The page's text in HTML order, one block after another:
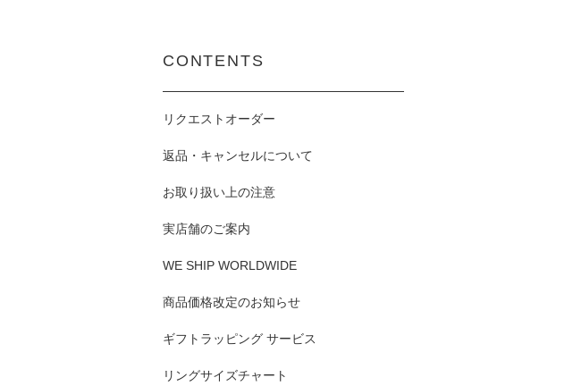
CONTENTS
リクエストオーダー
返品・キャンセルについて
お取り扱い上の注意
実店舗のご案内
WE SHIP WORLDWIDE
商品価格改定のお知らせ
ギフトラッピング サービス
リングサイズチャート